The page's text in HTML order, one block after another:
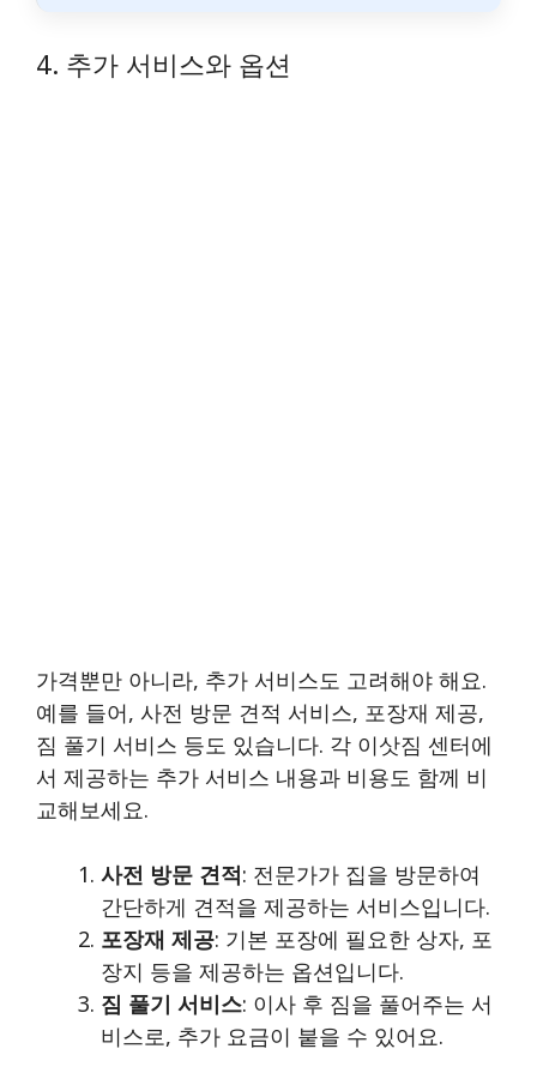
4. 추가 서비스와 옵션
가격뿐만 아니라, 추가 서비스도 고려해야 해요.
예를 들어, 사전 방문 견적 서비스, 포장재 제공,
짐 풀기 서비스 등도 있습니다. 각 이삿짐 센터에
서 제공하는 추가 서비스 내용과 비용도 함께 비
교해보세요.
사전 방문 견적: 전문가가 집을 방문하여
간단하게 견적을 제공하는 서비스입니다.
포장재 제공: 기본 포장에 필요한 상자, 포
장지 등을 제공하는 옵션입니다.
짐 풀기 서비스: 이사 후 짐을 풀어주는 서
비스로, 추가 요금이 붙을 수 있어요.